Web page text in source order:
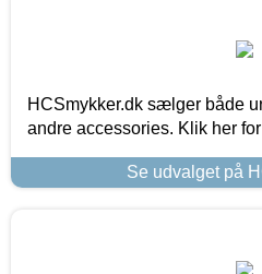
HCSmykker.dk sælger både
andre accessories. Klik her
Se udvalget på